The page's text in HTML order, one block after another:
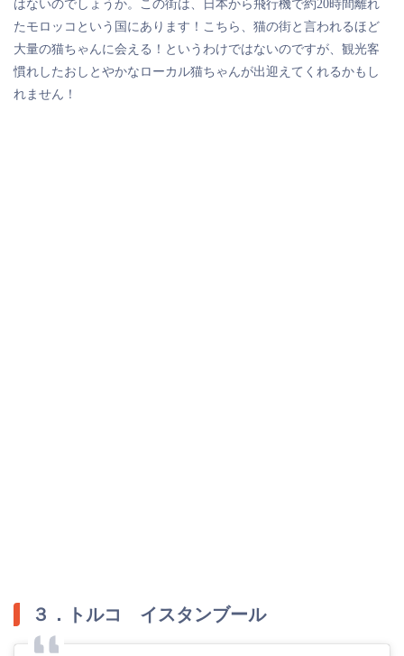
はないのでしょうか。この街は、日本から飛行機で約20時間離れ
たモロッコという国にあります！こちら、猫の街と言われるほど
大量の猫ちゃんに会える！というわけではないのですが、観光客
慣れしたおしとやかなローカル猫ちゃんが出迎えてくれるかもし
れません！
３．トルコ イスタンブール